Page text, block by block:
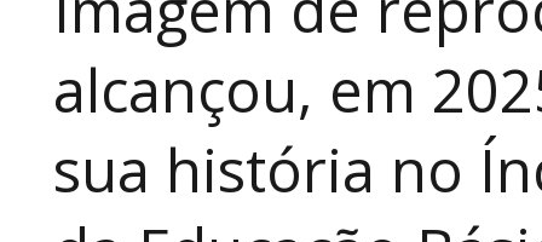
alcançou, em
sua história no